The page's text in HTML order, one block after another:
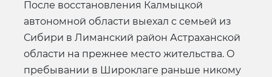
После восстановления Калмыцкой
автономной области выехал с семьей из
Сибири в Лиманский район Астраханской
области на прежнее место жительства. О
пребывании в Широклаге раньше никому